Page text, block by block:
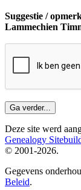
Suggestie /
Lammechien
Deze site werd
Genealogy
© 2001-2026.
Gegevens
Beleid.